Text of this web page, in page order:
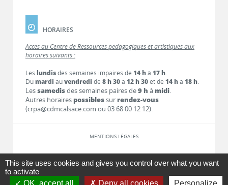
HORAIRES
Accès au Centre de Ressources pédagogiques et artistiques aux
horaires suivants :
Les lundisdes semaines impaires de 14 hà 17 h.
Dumardi auvendredi de 8 h 30à 12 h 30et de 14 hà 18 h.
Lessamedisdes semaines paires de9 h à midi.
Autres horaires possiblessur rendez-vous
(crpa@cdmcalsace.com ou 03 68 00 12 12).
MENTIONS LÉGALES
LIENS
This site uses cookies and gives you control over what you want
to activate
OK, accept all
Deny all cookies Personalize